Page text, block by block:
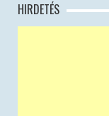
HIRDETÉS